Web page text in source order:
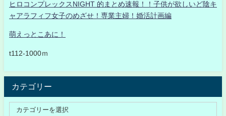
ヒロコンプレックスNIGHT 的まとめ速報！！子供が欲しいど陰キ
ャアラフィフ女子のめざせ！専業主婦！婚活計画編
萌えっとこあに！
t112-1000ｍ
カテゴリー